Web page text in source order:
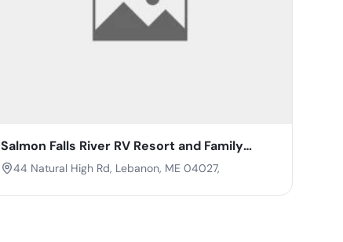
Salmon Falls River RV Resort and Family
Campground
44 Natural High Rd, Lebanon, ME 04027,